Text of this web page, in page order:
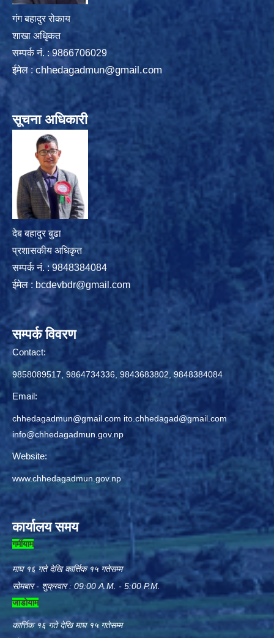
गंग बहादुर रोकाय
शाखा अधिृकत
सम्पर्क न‌ं. : 9866706029
ईमेल : chhedagadmun@gmail.com
सूचना अधिकारी
देब बहादुर बुढा
प्रशासकीय अधिकृत
सम्पर्क नं. : 9848384084
ईमेल : bcdevbdr@gmail.com
सम्पर्क विवरण
Contact:
9858089517, 9864734336, 9843683802, 9848384084
Email:
chhedagadmun@gmail.com ito.chhedagad@gmail.com
info@chhedagadmun.gov.np
Website:
www.chhedagadmun.gov.np
कार्यालय समय
गर्मीयाम
माघ १६ गते देखि कार्त्तिक १५ गतेसम्म
सोमबार - शुक्रवार : 09:00 A.M. - 5:00 P.M.
जाडोयाम
कार्त्तिक १६ गते देखि माघ १५ गतेसम्म